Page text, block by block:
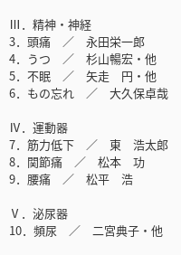
Ⅲ．精神・神経
3．頭痛 ／ 永田栄一郎
4．うつ ／ 杉山暢宏・他
5．不眠 ／ 矢走 円・他
6．もの忘れ ／ 大久保卓哉
Ⅳ．運動器
7．筋力低下 ／ 東 浩太郎
8．関節痛 ／ 松本 功
9．腰痛 ／ 松平 浩
Ⅴ．泌尿器
10．頻尿 ／ 二宮典子・他